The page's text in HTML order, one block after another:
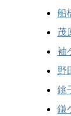
船
茂
袖
野
銚
鎌